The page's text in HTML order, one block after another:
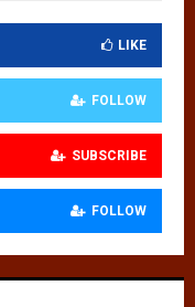
LIKE
FOLLOW
SUBSCRIBE
FOLLOW